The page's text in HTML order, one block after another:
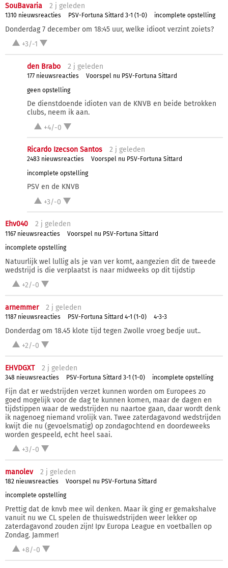
SouBavaria 2 j geleden
1310 nieuwsreacties PSV-Fortuna Sittard 3-1 (1-0) incomplete opstelling
Donderdag 7 december om 18:45 uur, welke idioot verzint zoiets?
+3/-1
den Brabo 2 j geleden
177 nieuwsreacties
Voorspel nu PSV-Fortuna Sittard
geen opstelling
De dienstdoende idioten van de KNVB en beide betrokken
clubs, neem ik aan.
+4/-0
Ricardo Izecson Santos 2 j geleden
2483 nieuwsreacties
Voorspel nu PSV-Fortuna Sittard
incomplete opstelling
PSV en de KNVB
+3/-0
Ehv040 2 j geleden
1167 nieuwsreacties
Voorspel nu PSV-Fortuna Sittard
incomplete opstelling
Natuurlijk wel lullig als je van ver komt, aangezien dit de tweede
wedstrijd is die verplaatst is naar midweeks op dit tijdstip
+2/-0
arnemmer 2 j geleden
1187 nieuwsreacties PSV-Fortuna Sittard 4-1 (1-0) 4-3-3
Donderdag om 18.45 klote tijd tegen Zwolle vroeg bedje uut..
+2/-0
EHVDGXT 2 j geleden
348 nieuwsreacties PSV-Fortuna Sittard 3-1 (1-0) incomplete opstelling
Fijn dat er wedstrijden verzet kunnen worden om Europees zo
goed mogelijk voor de dag te kunnen komen, maar de dagen en
tijdstippen waar de wedstrijden nu naartoe gaan, daar wordt denk
ik nagenoeg niemand vrolijk van. Twee zaterdagavond wedstrijden
kwijt die nu (gevoelsmatig) op zondagochtend en doordeweeks
worden gespeeld, echt heel saai.
+3/-0
manolev 2 j geleden
182 nieuwsreacties
Voorspel nu PSV-Fortuna Sittard
incomplete opstelling
Prettig dat de knvb mee wil denken. Maar ik ging er gemakshalve
vanuit nu we CL spelen de thuiswedstrijden weer lekker op
zaterdagavond zouden zijn! Ipv Europa League en voetballen op
Zondag. Jammer!
+8/-0